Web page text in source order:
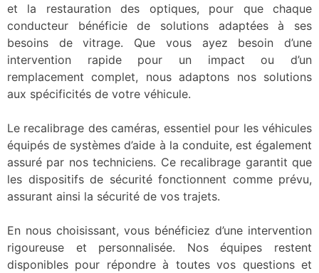
et la restauration des optiques, pour que chaque
conducteur bénéficie de solutions adaptées à ses
besoins de vitrage. Que vous ayez besoin d’une
intervention rapide pour un impact ou d’un
remplacement complet, nous adaptons nos solutions
aux spécificités de votre véhicule.
Le recalibrage des caméras, essentiel pour les véhicules
équipés de systèmes d’aide à la conduite, est également
assuré par nos techniciens. Ce recalibrage garantit que
les dispositifs de sécurité fonctionnent comme prévu,
assurant ainsi la sécurité de vos trajets.
En nous choisissant, vous bénéficiez d’une intervention
rigoureuse et personnalisée. Nos équipes restent
disponibles pour répondre à toutes vos questions et